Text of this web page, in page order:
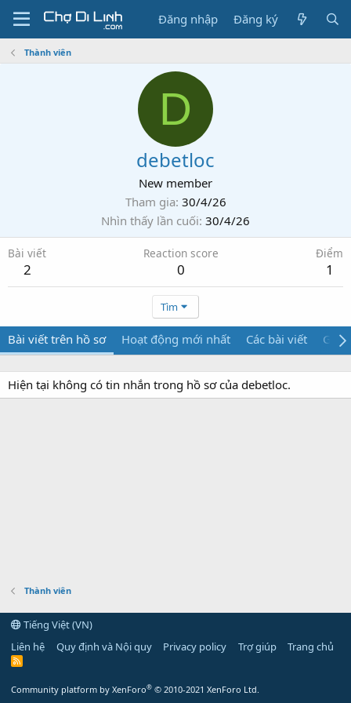
Đăng nhập Đăng ký
Thành viên
D
debetloc
New member
Tham gia 30/4/26
Nhìn thấy lần cuối 30/4/26
Bài viết
2
Reaction score
0
Điểm
1
Tìm
Bài viết trên hồ sơ Hoạt động mới nhất Các bài viết Giới
Hiện tại không có tin nhắn trong hồ sơ của debetloc.
Thành viên
Tiếng Việt (VN)
Liên hệ
Quy định và Nội quy Privacy policy Trợ giúp Trang chủ
R
Community platform by XenForo® © 2010-2021 XenForo Ltd.